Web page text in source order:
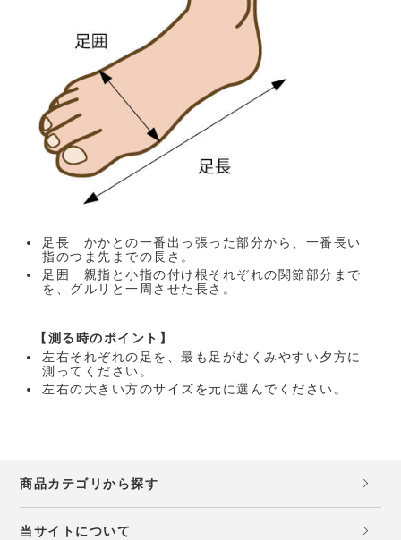
足長 かかとの一番出っ張った部分から、一番長い
指のつま先までの長さ。
足囲 親指と小指の付け根それぞれの関節部分まで
を、グルリと一周させた長さ。
【測る時のポイント】
左右それぞれの足を、最も足がむくみやすい夕方に
測ってください。
左右の大きい方のサイズを元に選んでください。
商品カテゴリから探す
当サイトについて